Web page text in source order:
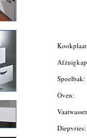
Spoelbak:
Oven: